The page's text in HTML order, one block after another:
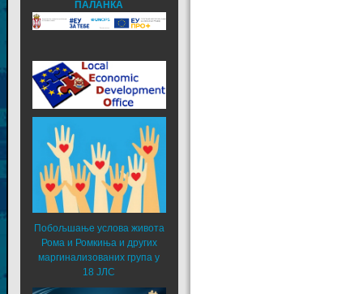
ПАЛАНКА
Побољшање услова живота
Рома и Ромкиња и других
маргинализованих група у
18 ЈЛС